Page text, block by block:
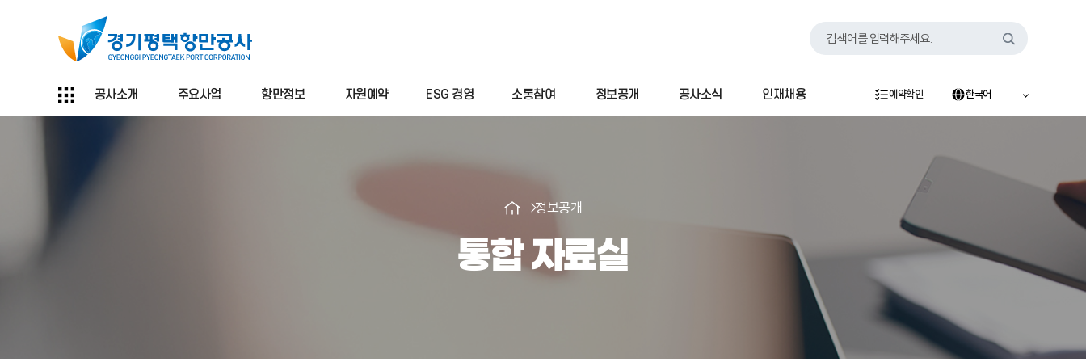
검색어를 입력해주세요.
공사소개 주요사업 항만정보 자원예약 ESG 경영 소통참여 정보공개 공사소식 인재채용 예약확인 한국어
정보공개
통합 자료실